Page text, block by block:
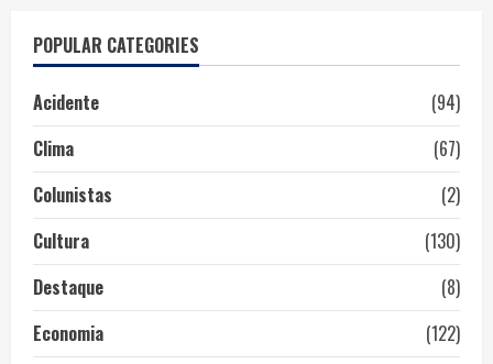
POPULAR CATEGORIES
Acidente
(94)
Clima
(67)
Colunistas
(2)
Cultura
(130)
Destaque
(8)
Economia
(122)